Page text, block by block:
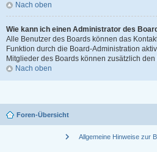
Nach oben
Wie kann ich einen Administrator des
Alle Benutzer des Boards können das
Funktion durch die Board-Administration
Mitglieder des Boards können zusätzlich den
Nach oben
Foren-Übersicht
chevron_right Allgemeine Hinweise zur